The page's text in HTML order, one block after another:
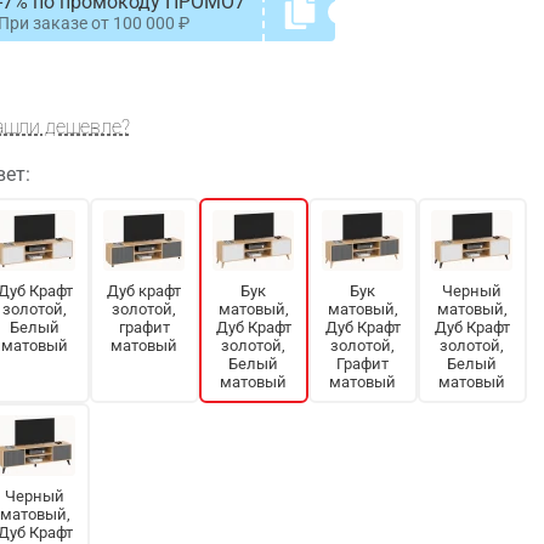
заказе от 100 000
дешевле?
Крафт
золотой,
Белый
матовый
Дуб крафт
золотой,
графит
матовый
Бук
матовый,
Дуб Крафт
золотой,
Белый
матовый
Бук
матовый,
Дуб Крафт
золотой,
Графит
матовый
Черный
матовый,
Дуб Крафт
золотой,
Белый
матовый
Черный
матовый,
Крафт